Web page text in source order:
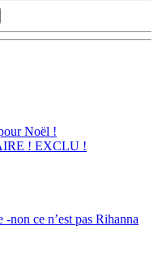
Noël !
! EXCLU !
non ce n’est pas Rihanna